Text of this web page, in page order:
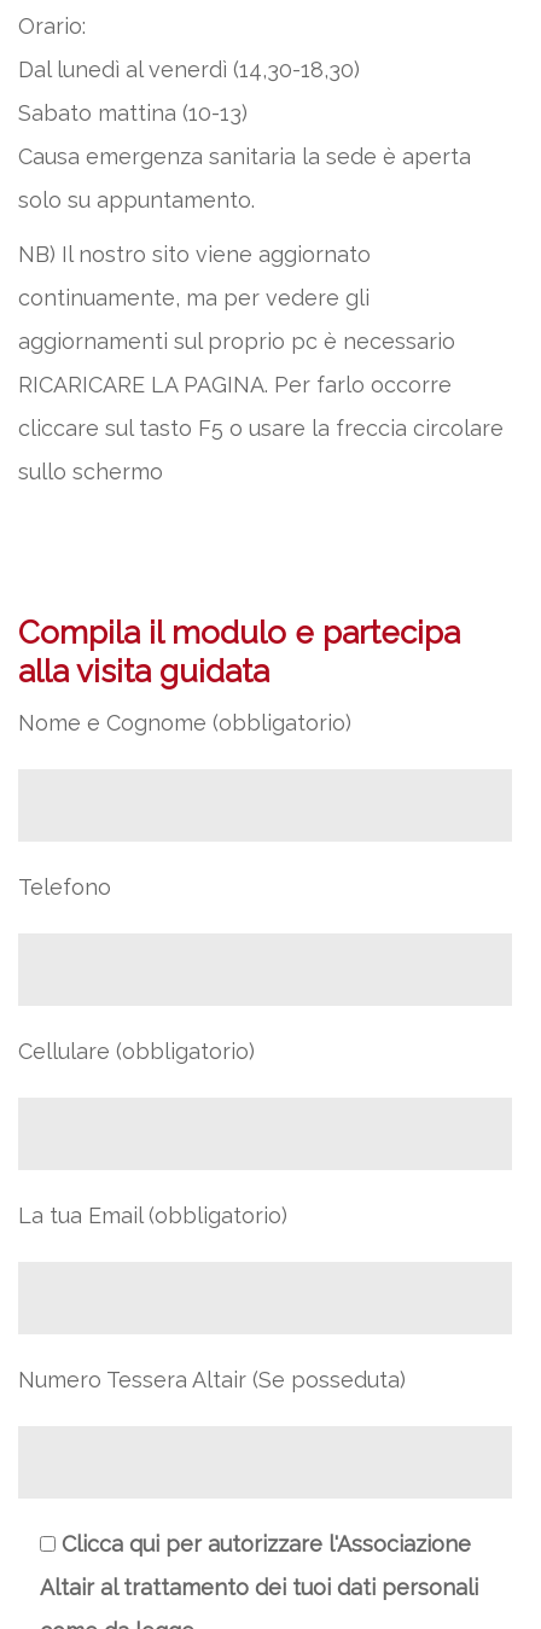
Orario:
Dal lunedì al venerdì (14,30-18,30)
Sabato mattina (10-13)
Causa emergenza sanitaria la sede è aperta
solo su appuntamento.
NB) Il nostro sito viene aggiornato
continuamente, ma per vedere gli
aggiornamenti sul proprio pc è necessario
RICARICARE LA PAGINA. Per farlo occorre
cliccare sul tasto F5 o usare la freccia circolare
sullo schermo
Compila il modulo e partecipa
alla visita guidata
Nome e Cognome (obbligatorio)
Telefono
Cellulare (obbligatorio)
La tua Email (obbligatorio)
Numero Tessera Altair (Se posseduta)
Clicca qui per autorizzare l'Associazione
Altair al trattamento dei tuoi dati personali